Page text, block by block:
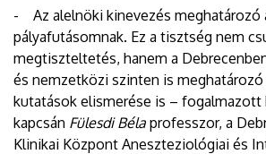
- Az alelnöki kinevezés meghatározó
pályafutásomnak. Ez a tisztség nem
megtiszteltetés, hanem a
és nemzetközi szinten is
kutatások elismerése is – fogalmazott
kapcsán Fülesdi Béla professzor, a
Klinikai Központ Aneszteziológiai és